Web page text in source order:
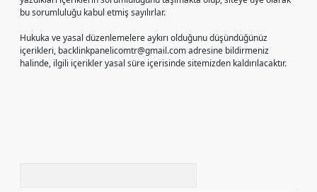
bu sorumluluğu kabul etmiş sayılırlar.
Hukuka ve yasal düzenlemelere aykırı olduğunu düşündüğünüz
içerikleri, backlinkpanelicomtr@gmail.comadresine bildirmeniz
halinde, ilgili içerikler yasal süre içerisinde sitemizden kaldırılacaktır.